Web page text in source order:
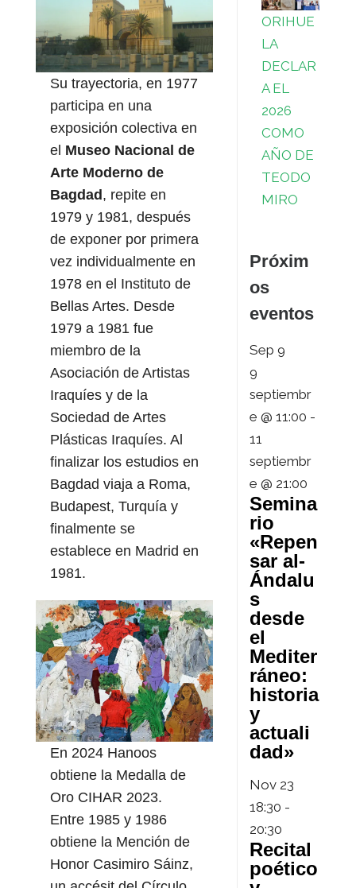
Su trayectoria, en 1977
participa en una
exposición colectiva en
el Museo Nacional de
Arte Moderno de
Bagdad, repite en
1979 y 1981, después
de exponer por primera
vez individualmente en
1978 en el Instituto de
Bellas Artes. Desde
1979 a 1981 fue
miembro de la
Asociación de Artistas
Iraquíes y de la
Sociedad de Artes
Plásticas Iraquíes. Al
finalizar los estudios en
Bagdad viaja a Roma,
Budapest, Turquía y
finalmente se
establece en Madrid en
1981.
En 2024 Hanoos
obtiene la Medalla de
Oro CIHAR 2023.
Entre 1985 y 1986
obtiene la Mención de
Honor Casimiro Sáinz,
ORIHUE
LA
DECLAR
A EL
2026
COMO
AÑO DE
TEODO
MIRO
Próxim
os
eventos
Sep9
9
septiembr
e @ 11:00 -
11
septiembr
e @ 21:00
Semina
rio
«Repen
sar al-
Ándalu
s
desde
el
Mediter
ráneo:
historia
y
actuali
dad»
Nov 23
18:30 -
20:30
Recital
poético